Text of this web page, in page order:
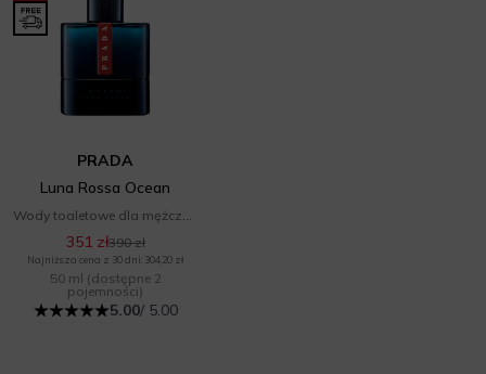
PRADA
Luna Rossa Ocean
351 zł390 zł
Najniższa cena z 30 dni: 304,20 zł
50 ml (dostępne 2
pojemności)
5.00/ 5.00